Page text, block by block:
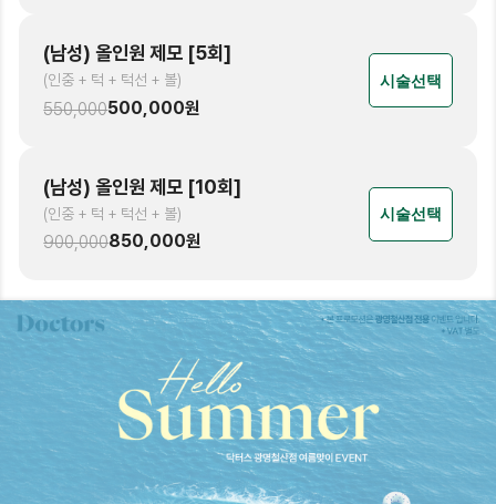
(남성) 올인원 제모 [5회]
(인중 + 턱 + 턱선 + 볼)
550,000500,000원
시술선택
(남성) 올인원 제모 [10회]
(인중 + 턱 + 턱선 + 볼)
900,000850,000원
시술선택